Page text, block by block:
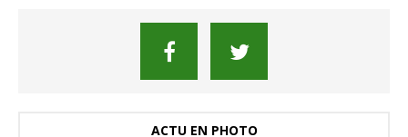
ACTU EN PHOTO